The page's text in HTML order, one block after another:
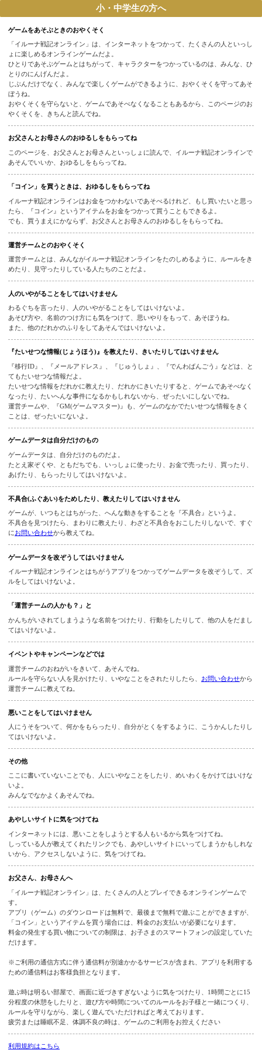
小・中学生の方へ
ゲームをあそぶときのおやくそく
「イルーナ戦記オンライン」は、インターネットをつかって、たくさんの人とい
ょに楽しめるオンラインゲームだよ。
ひとりであそぶゲームとはちがって、キャラクターをつかっているのは、みんな
とりのにんげんだよ。
じぶんだけでなく、みんなで楽しくゲームができるように、おやくそくを守って
ぼうね。
おやくそくを守らないと、ゲームであそべなくなることもあるから、このページ
お父さんとお母さんのおゆるしをもらってね
このページを、お父さんとお母さんといっしょに読んで、イルーナ戦記オンライ
あそんでいいか、おゆるしをもらってね。
「コイン」を買うときは、おゆるしをもらってね
イルーナ戦記オンラインはお金をつかわないであそべるけれど、もし買いたいと
たら、『コイン』というアイテムをお金をつかって買うこともできるよ。
運営チームとのおやくそく
人のいやがることをしてはいけません
わるぐちを言ったり、人のいやがることをしてはいけないよ。
あそび方や、名前のつけ方にも気をつけて、思いやりをもって、あそぼうね。
また、他のだれかのふりをしてあそんではいけないよ。
『たいせつな情報(じょうほう)』を教えたり、きいたりしてはいけません
『移行ID』、『メールアドレス』、『じゅうしょ』、『でんわばんごう』などは
てもたいせつな情報だよ。
たいせつな情報をだれかに教えたり、だれかにきいたりすると、ゲームであそべ
運営チームや、『GM(ゲームマスター)』も、ゲームのなかでたいせつな情報をき
ことは、ぜったいにないよ。
ゲームデータは自分だけのもの
ゲームデータは、自分だけのものだよ。
たとえ家ぞくや、ともだちでも、いっしょに使ったり、お金で売ったり、買った
あげたり、もらったりしてはいけないよ。
不具合(ふぐあい)をためしたり、教えたりしてはいけません
不具合を見つけたら、まわりに教えたり、わざと不具合をおこしたりしないで、
にお問い合わせから教えてね。
ルをしてはいけないよ。
かんちがいされてしまうような名前をつけたり、行動をしたりして、他の人をだ
てはいけないよ。
イベントやキャンペーンなどでは
運営チームのおねがいをきいて、あそんでね。
ルールを守らない人を見かけたり、いやなことをされたりしたら、お問い合わせ
運営チームに教えてね。
悪いことをしてはいけません
人にうそをついて、何かをもらったり、自分がとくをするように、こうかんした
てはいけないよ。
その他
ここに書いていないことでも、人にいやなことをしたり、めいわくをかけてはい
いよ。
みんなでなかよくあそんでね。
あやしいサイトに気をつけてね
インターネットには、悪いことをしようとする人もいるから気をつけてね。
しっている人が教えてくれたリンクでも、あやしいサイトにいってしまうかもし
いから、アクセスしないように、気をつけてね。
お父さん、お母さんへ
す。
アプリ（ゲーム）のダウンロードは無料で、最後まで無料で遊ぶことができます
「コイン」というアイテムを買う場合には、料金のお支払いが必要になります。
料金の発生する買い物についての制限は、お子さまのスマートフォンの設定して
だけます。